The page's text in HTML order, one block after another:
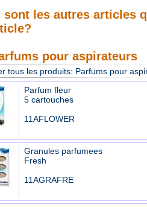
sont les autres articles
pour aspirateurs
tous les produits: Parfums pour
Parfum fleur
5 cartouches
11AFLOWER
Granules parfumees
Fresh
11AGRAFRE